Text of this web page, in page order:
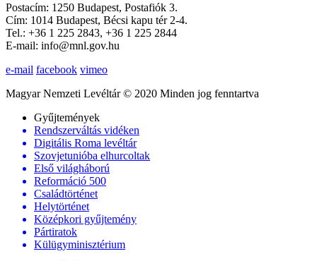
Postacím: 1250 Budapest, Postafiók 3.
Cím: 1014 Budapest, Bécsi kapu tér 2-4.
Tel.: +36 1 225 2843, +36 1 225 2844
E-mail: info@mnl.gov.hu
e-mail facebook vimeo
Magyar Nemzeti Levéltár © 2020 Minden jog fenntartva
Gyűjtemények
Rendszerváltás vidéken
Digitális Roma levéltár
Szovjetunióba elhurcoltak
Első világháború
Reformáció 500
Családtörténet
Helytörténet
Középkori gyűjtemény
Pártiratok
Külügyminisztérium